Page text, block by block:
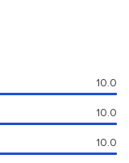
10.0
10.0
10.0